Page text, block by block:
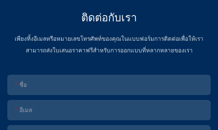
ติดต่อกับเรา
เพียงทิ้งอีเมลหรือหมายเลขโทรศัพท์ของคุณในแบบฟอร์มการติดต่อเพื่อให้เรา
สามารถส่งใบเสนอราคาฟรีสำหรับการออกแบบที่หลากหลายของเรา
ชื่อ
อีเมล